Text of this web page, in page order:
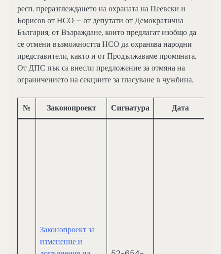
респ. преразглеждането на охраната на Пеевски и
Борисов от НСО – от депутати от Демократична
България, от Възраждане, които предлагат изобщо да
се отмени възможността НСО да охранява народни
представители, както и от Продължаваме промяната.
От ДПС пък са внесли предложение за отмяна на
ограничението на секциите за гласуване в чужбина.
№ Законопроект Сигнатура Дата
Законопроект за
изменение и